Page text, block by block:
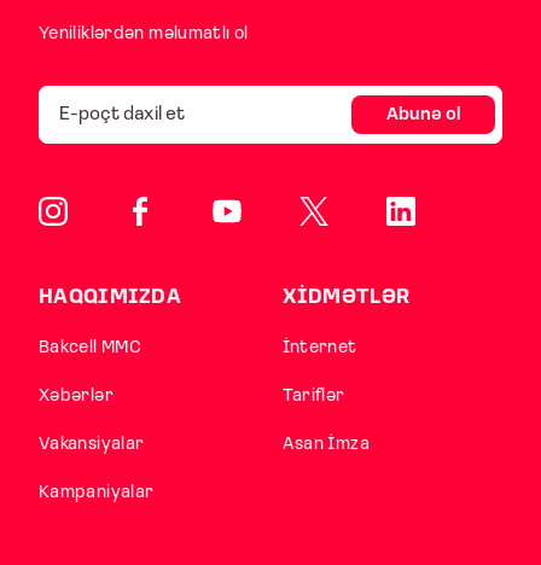
Yeniliklərdən məlumatlı ol
Abunə ol
HAQQIMIZDA
Bakcell MMC
Xəbərlər
Vakansiyalar
Kampaniyalar
XİDMƏTLƏR
İnternet
Tariflər
Asan İmza